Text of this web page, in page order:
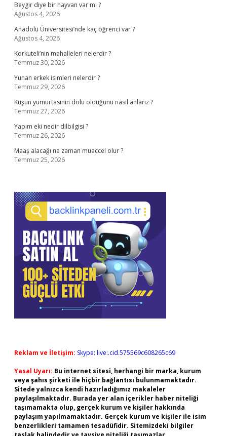
Beygir diye bir hayvan var mı ?
Ağustos 4, 2026
Anadolu Üniversitesi’nde kaç öğrenci var ?
Ağustos 4, 2026
Korkuteli’nin mahalleleri nelerdir ?
Temmuz 30, 2026
Yunan erkek isimleri nelerdir ?
Temmuz 29, 2026
Kuşun yumurtasının dolu olduğunu nasıl anlarız ?
Temmuz 27, 2026
Yapım eki nedir dilbilgisi ?
Temmuz 26, 2026
Maaş alacağı ne zaman muaccel olur ?
Temmuz 25, 2026
Reklam ve İletişim: Skype: live:.cid.575569c608265c69
Yasal Uyarı: Bu internet sitesi, herhangi bir marka, kurum
veya şahıs şirketi ile hiçbir bağlantısı bulunmamaktadır.
Sitede yalnızca kendi hazırladığımız makaleler
paylaşılmaktadır. Burada yer alan içerikler haber niteliği
taşımamakta olup, gerçek kurum ve kişiler hakkında
paylaşım yapılmamaktadır. Gerçek kurum ve kişiler ile isim
benzerlikleri tamamen tesadüfidir. Sitemizdeki bilgiler